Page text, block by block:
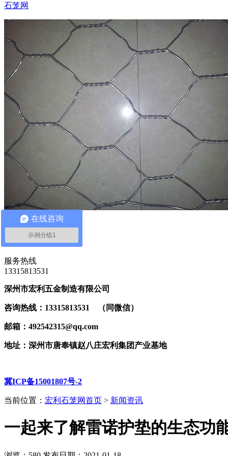
石笼网
固滨笼
联系我们
服务热线
‭13315813531
深州市宏利五金制造有限公司
咨询热线：13315813531 （同微信）
邮箱：492542315@qq.com
地址：深州市唐奉镇赵八庄宏利集团产业基地
冀ICP备15001807号-2
当前位置： 宏利石笼网首页 > 新闻资讯
一起来了解雷诺护垫的生态功
在线咨询
示例分组1